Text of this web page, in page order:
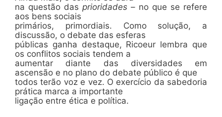
na questão das prioridades – no que se refere
aos bens sociais
primários, primordiais. Como solução, a
discussão, o debate das esferas
públicas ganha destaque, Ricoeur lembra que
os conflitos sociais tendem a
aumentar diante das diversidades em
ascensão e no plano do debate público é que
todos terão voz e vez. O exercício da sabedoria
prática marca a importante
ligação entre ética e política.